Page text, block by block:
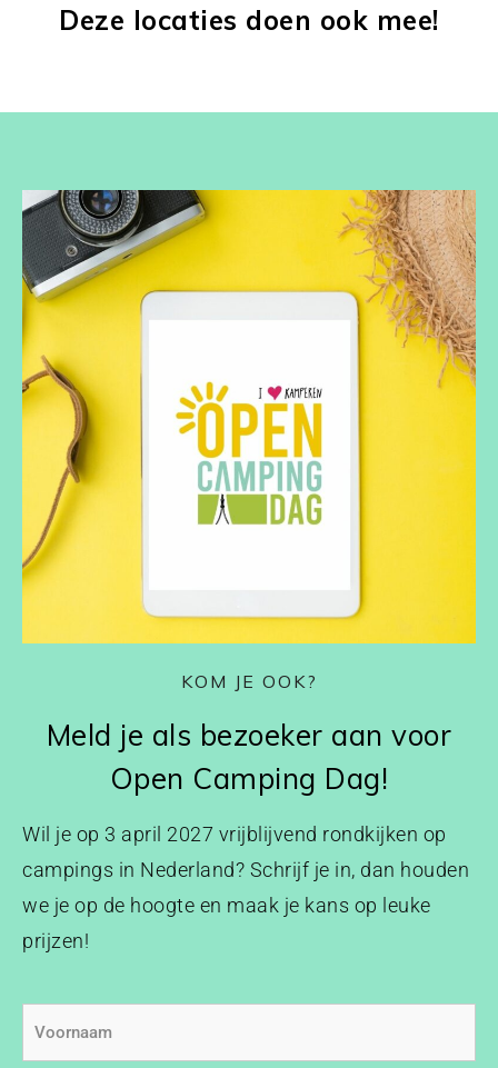
Deze locaties doen ook mee!
KOM JE OOK?
Meld je als bezoeker aan voor
Open Camping Dag!
Wil je op 3 april 2027 vrijblijvend rondkijken op
campings in Nederland? Schrijf je in, dan houden
we je op de hoogte en maak je kans op leuke
prijzen!
Voornaam